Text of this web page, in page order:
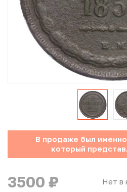
Юбилейные монеты Банка
Памятные и инвестиционные
Иностранные монеты
Неофициальные выпуски монет
Античные и средневековые
Наборы монет
Инвестиционные монеты
В продаже был
который
Нет в
3500 ₽